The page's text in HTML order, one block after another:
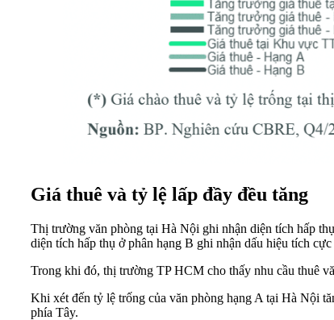
Giá thuê và tỷ lệ lấp đầy đều tăng
Thị trường văn phòng tại Hà Nội ghi nhận diện tích hấp
diện tích hấp thụ ở phân hạng B ghi nhận dấu hiệu tích
Trong khi đó, thị trường TP HCM cho thấy nhu cầu thuê
Khi xét đến tỷ lệ trống của văn phòng hạng A tại Hà Nội
phía Tây.